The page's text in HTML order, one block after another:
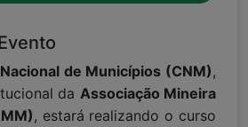
de Municípios (CNM) ,
da Associação Mineira
, estará realizando o curso